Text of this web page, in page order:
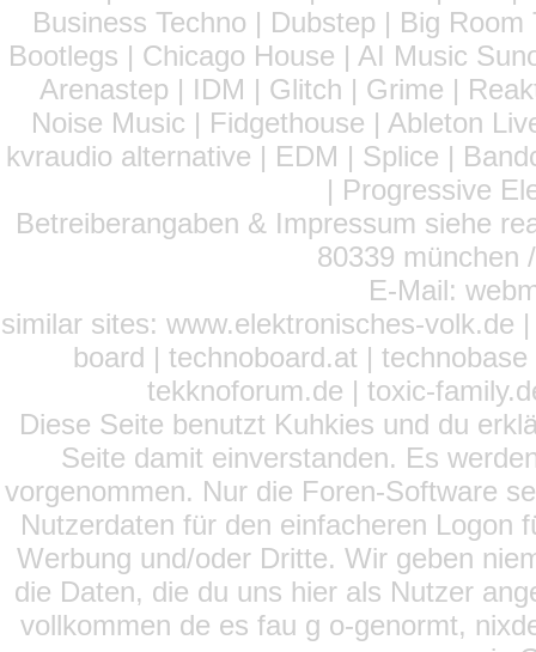
Business Techno | Dubstep | Big
Bootlegs | Chicago House | AI Music
Arenastep | IDM | Glitch | Grime |
Noise Music | Fidgethouse | Ableton
kvraudio alternative | EDM | Splice |
| Progressive
Betreiberangaben & Impressum siehe
80339 münchen
E-Mail:
similar sites: www.elektronisches-volk.de
board | technoboard.at |
tekknoforum.de | toxic-
Diese Seite benutzt Kuhkies und du
Seite damit einverstanden. Es
vorgenommen. Nur die Foren-Software
Nutzerdaten für den einfacheren Logon
Werbung und/oder Dritte. Wir geben
die Daten, die du uns hier als Nutzer
vollkommen de es fau g o-genormt,